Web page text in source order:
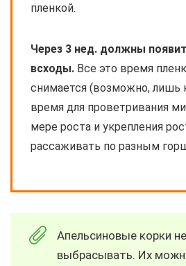
пленкой.
Через 3 нед. должны
всходы. Все это время
снимается (возможно, лишь
время для проветривания
мере роста и укрепления
рассаживать по разным
Апельсиновые корки
выбрасывать. Их